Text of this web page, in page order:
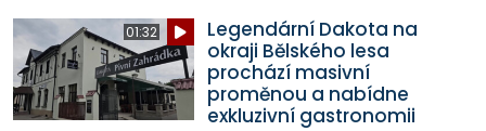
01:32
Legendární Dakota na
okraji Bělského lesa
prochází masivní
proměnou a nabídne
exkluzivní gastronomii